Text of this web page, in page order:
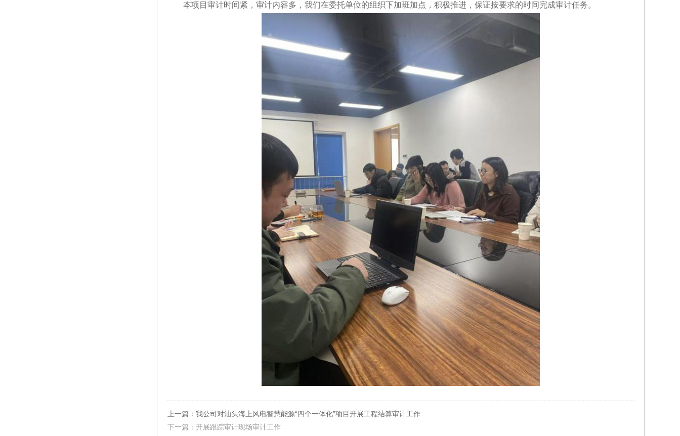
本项目审计时间紧，审计内容多，我们在委托单位的组织下加班加点，积极推进，保证按要求的时间完成审计任务。
上一篇：我公司对汕头海上风电智慧能源“四个一体化”项目开展工程结算审计工作
下一篇：开展跟踪审计现场审计工作